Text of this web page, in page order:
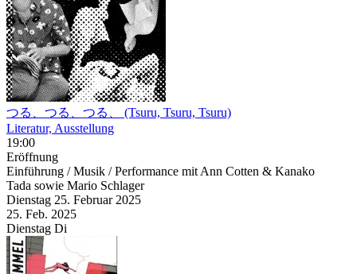
つる、つる、つる、 (Tsuru, Tsuru, Tsuru)
Literatur, Ausstellung
19:00
Eröffnung
Einführung / Musik / Performance mit Ann Cotten & Kanako
Tada sowie Mario Schlager
Dienstag 25. Februar 2025
25. Feb. 2025
Dienstag Di